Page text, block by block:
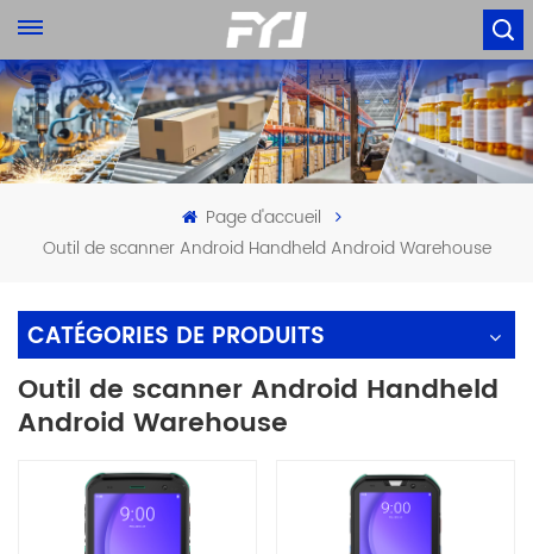
Page d'accueil
Outil de scanner Android Handheld Android Warehouse
CATÉGORIES DE PRODUITS
Outil de scanner Android Handheld
Android Warehouse